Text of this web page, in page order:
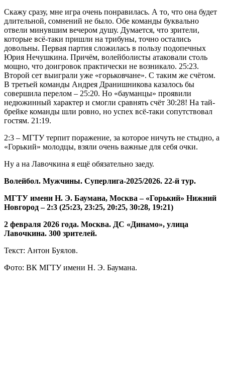
Скажу сразу, мне игра очень понравилась. А то, что она будет
длительной, сомнений не было. Обе команды буквально
отвели минувшим вечером душу. Думается, что зрители,
которые всё-таки пришли на трибуны, точно остались
довольны. Первая партия сложилась в пользу подопечных
Юрия Нечушкина. Причём, волейболисты атаковали столь
мощно, что доигровок практически не возникало. 25:23.
Второй сет выиграли уже «горьковчане». С таким же счётом.
В третьей команды Андрея Дранишникова казалось бы
совершила перелом – 25:20. Но «бауманцы» проявили
недюжинный характер и смогли сравнять счёт 30:28! На тай-
брейке команды шли ровно, но успех всё-таки сопутствовал
гостям. 21:19.
2:3 – МГТУ терпит поражение, за которое ничуть не стыдно, а
«Горький» молодцы, взяли очень важные для себя очки.
Ну а на Лавочкина я ещё обязательно заеду.
Волейбол. Мужчины. Суперлига-2025/2026. 22-й тур.
МГТУ имени Н. Э. Баумана, Москва – «Горький» Нижний
Новгород – 2:3 (25:23, 23:25, 20:25, 30:28, 19:21)
2 февраля 2026 года. Москва. ДС «Динамо», улица
Лавочкина. 300 зрителей.
Текст: Антон Буялов.
Фото: ВК МГТУ имени Н. Э. Баумана.